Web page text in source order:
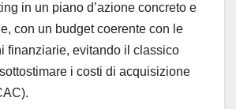
in un piano d’azione concreto e
con un budget coerente con le
finanziarie, evitando il classico
i costi di acquisizione